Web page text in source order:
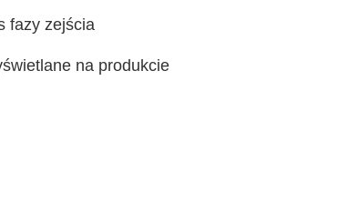
fazy zejścia
na produkcie